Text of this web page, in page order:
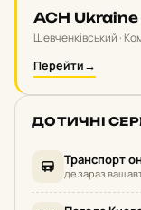
ACH Ukraine
Шевченківський ·
Перейти→
ДОТИЧНІ
Транспорт
де зараз ваш